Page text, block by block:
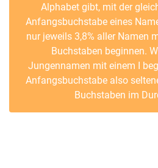
Alphabet gibt, mit der
Anfangsbuchstabe eines
nur jeweils 3,8% aller Namen
Buchstaben beginnen.
Jungennamen mit einem I
Anfangsbuchstabe also
Buchstaben im